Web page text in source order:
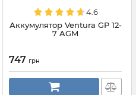
4.6
Аккумулятор Ventura GP 12-
7 AGM
747 грн